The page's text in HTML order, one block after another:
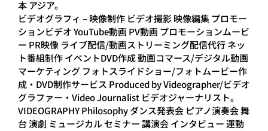
本 アジア。
ビデオグラフィ – 映像制作 ビデオ撮影 映像編集 プロモー
ションビデオ YouTube動画 PV動画 プロモーションムービ
ー PR映像 ライブ配信/動画ストリーミング配信代行 ネッ
ト番組制作 イベントDVD作成 動画コマース/デジタル動画
マーケティング フォトスライドショー/フォトムービー作
成・DVD制作サービス Produced by Videographer/ビデオ
グラファー・Video Journalist ビデオジャーナリスト。
VIDEOGRAPHY Philosophy ダンス発表会 ピアノ演奏会 舞
台 演劇 ミュージカル セミナー 講演会 インタビュー 運動